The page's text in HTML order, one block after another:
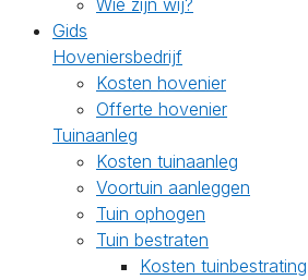
Wie zijn wij?
Gids
Hoveniersbedrijf
Kosten hovenier
Offerte hovenier
Tuinaanleg
Kosten tuinaanleg
Voortuin aanleggen
Tuin ophogen
Tuin bestraten
Kosten tuinbestrating